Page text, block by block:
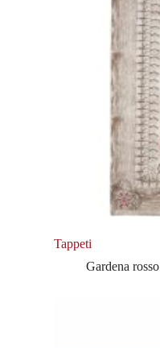
Tappeti
Gardena rosso